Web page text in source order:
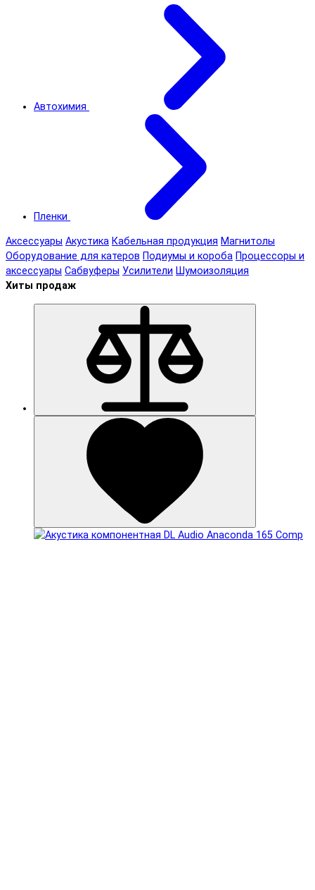
Автохимия
Пленки
Аксессуары Акустика Кабельная продукция Магнитолы
Оборудование для катеров Подиумы и короба Процессоры и
аксессуары Сабвуферы Усилители Шумоизоляция
Хиты продаж